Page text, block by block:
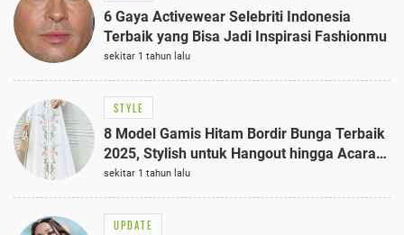
6 Gaya Activewear Selebriti Indonesia
Terbaik yang Bisa Jadi Inspirasi Fashionmu
sekitar 1 tahun lalu
STYLE
8 Model Gamis Hitam Bordir Bunga Terbaik
2025, Stylish untuk Hangout hingga Acara
Semi-Formal
sekitar 1 tahun lalu
UPDATE